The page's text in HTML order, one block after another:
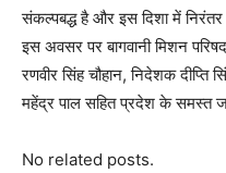
संकल्पबद्ध है और इस दिशा में
इस अवसर पर बागवानी मिशन
रणवीर सिंह चौहान, निदेशक
महेंद्र पाल सहित प्रदेश के समस्त
No related posts.